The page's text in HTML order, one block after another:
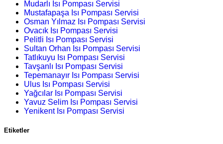
Mudarlı Isı Pompası Servisi
Mustafapaşa Isı Pompası Servisi
Osman Yılmaz Isı Pompası Servisi
Ovacık Isı Pompası Servisi
Pelitli Isı Pompası Servisi
Sultan Orhan Isı Pompası Servisi
Tatlıkuyu Isı Pompası Servisi
Tavşanlı Isı Pompası Servisi
Tepemanayır Isı Pompası Servisi
Ulus Isı Pompası Servisi
Yağcılar Isı Pompası Servisi
Yavuz Selim Isı Pompası Servisi
Yenikent Isı Pompası Servisi
Etiketler